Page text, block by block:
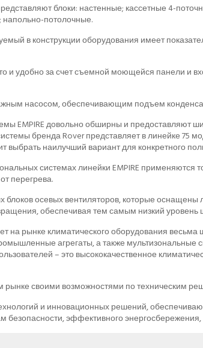
блоки: настенные; кассетные 4-
потолочные.
в конструкции оборудования имеет
и удобно за счет съемной моющейся панели и
насосом, обеспечивающим подъем
EMPIRE довольно обширны и
бренда Rover представляет в линейке 75
выбрать наилучший вариант для конкретного
системах линейки EMPIRE
перегрева.
блоков осевых вентиляторов, которые
обеспечивая тем самым низкий
на рынке климатического оборудования
агрегаты, а также мультизональные
– это высококачественное
рынке своими возможностями по техническим
и инновационных решений,
безопасности, эффективного